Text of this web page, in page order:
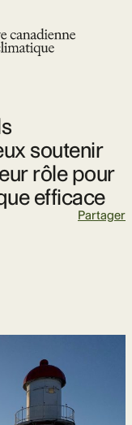
soutenir
rôle pour
efficace
Partager